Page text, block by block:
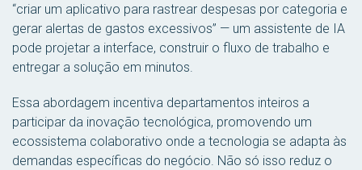
“criar um aplicativo para rastrear despesas por categoria e
gerar alertas de gastos excessivos” — um assistente de IA
pode projetar a interface, construir o fluxo de trabalho e
entregar a solução em minutos.
Essa abordagem incentiva departamentos inteiros a
participar da inovação tecnológica, promovendo um
ecossistema colaborativo onde a tecnologia se adapta às
demandas específicas do negócio. Não só isso reduz o